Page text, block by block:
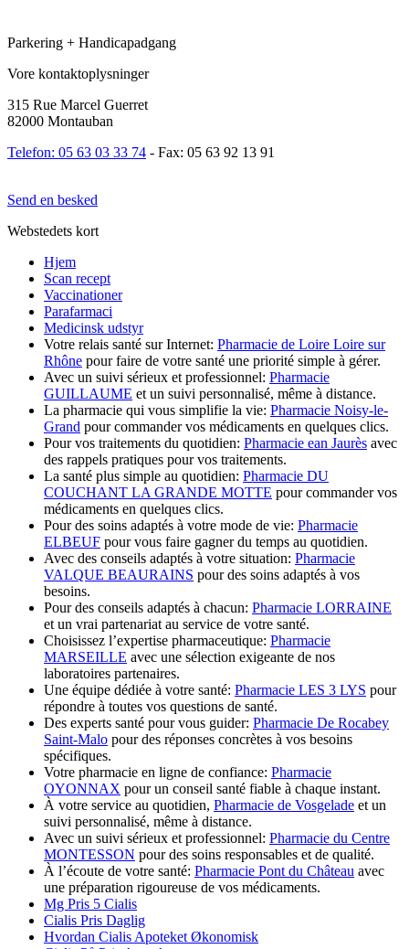
Parkering + Handicapadgang
Vore kontaktoplysninger
315 Rue Marcel Guerret
82000 Montauban
Telefon: 05 63 03 33 74 - Fax: 05 63 92 13 91
Send en besked
Webstedets kort
Hjem
Scan recept
Vaccinationer
Parafarmaci
Medicinsk udstyr
Votre relais santé sur Internet: Pharmacie de Loire Loire sur
Rhône pour faire de votre santé une priorité simple à gérer.
Avec un suivi sérieux et professionnel: Pharmacie
GUILLAUME et un suivi personnalisé, même à distance.
La pharmacie qui vous simplifie la vie: Pharmacie Noisy-le-
Grand pour commander vos médicaments en quelques clics.
Pour vos traitements du quotidien: Pharmacie ean Jaurès avec
des rappels pratiques pour vos traitements.
La santé plus simple au quotidien: Pharmacie DU
COUCHANT LA GRANDE MOTTE pour commander vos
médicaments en quelques clics.
Pour des soins adaptés à votre mode de vie: Pharmacie
ELBEUF pour vous faire gagner du temps au quotidien.
Avec des conseils adaptés à votre situation: Pharmacie
VALQUE BEAURAINS pour des soins adaptés à vos
besoins.
Pour des conseils adaptés à chacun: Pharmacie LORRAINE
et un vrai partenariat au service de votre santé.
Choisissez l’expertise pharmaceutique: Pharmacie
MARSEILLE avec une sélection exigeante de nos
laboratoires partenaires.
Une équipe dédiée à votre santé: Pharmacie LES 3 LYS pour
répondre à toutes vos questions de santé.
Des experts santé pour vous guider: Pharmacie De Rocabey
Saint-Malo pour des réponses concrètes à vos besoins
spécifiques.
Votre pharmacie en ligne de confiance: Pharmacie
OYONNAX pour un conseil santé fiable à chaque instant.
À votre service au quotidien, Pharmacie de Vosgelade et un
suivi personnalisé, même à distance.
Avec un suivi sérieux et professionnel: Pharmacie du Centre
MONTESSON pour des soins responsables et de qualité.
À l’écoute de votre santé: Pharmacie Pont du Château avec
une préparation rigoureuse de vos médicaments.
Mg Pris 5 Cialis
Cialis Pris Daglig
Hvordan Cialis Apoteket Økonomisk